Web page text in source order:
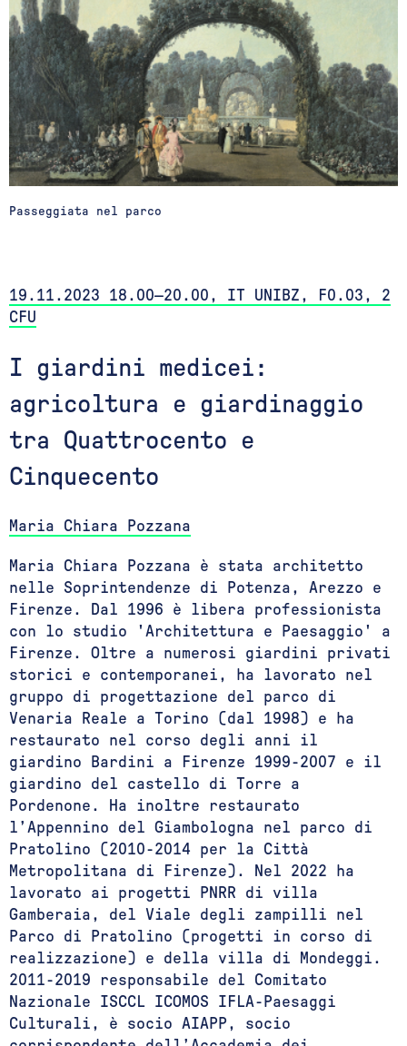
Passeggiata nel parco
19.11.2023 18.00—20.00, IT UNIBZ, F0.03, 2
CFU
I giardini medicei:
agricoltura e giardinaggio
tra Quattrocento e
Cinquecento
Maria Chiara Pozzana
Maria Chiara Pozzana è stata architetto
nelle Soprintendenze di Potenza, Arezzo e
Firenze. Dal 1996 è libera professionista
con lo studio 'Architettura e Paesaggio' a
Firenze. Oltre a numerosi giardini privati
storici e contemporanei, ha lavorato nel
gruppo di progettazione del parco di
Venaria Reale a Torino (dal 1998) e ha
restaurato nel corso degli anni il
giardino Bardini a Firenze 1999-2007 e il
giardino del castello di Torre a
Pordenone. Ha inoltre restaurato
l’Appennino del Giambologna nel parco di
Pratolino (2010-2014 per la Città
Metropolitana di Firenze). Nel 2022 ha
lavorato ai progetti PNRR di villa
Gamberaia, del Viale degli zampilli nel
Parco di Pratolino (progetti in corso di
realizzazione) e della villa di Mondeggi.
2011-2019 responsabile del Comitato
Nazionale ISCCL ICOMOS IFLA-Paesaggi
Culturali, è socio AIAPP, socio